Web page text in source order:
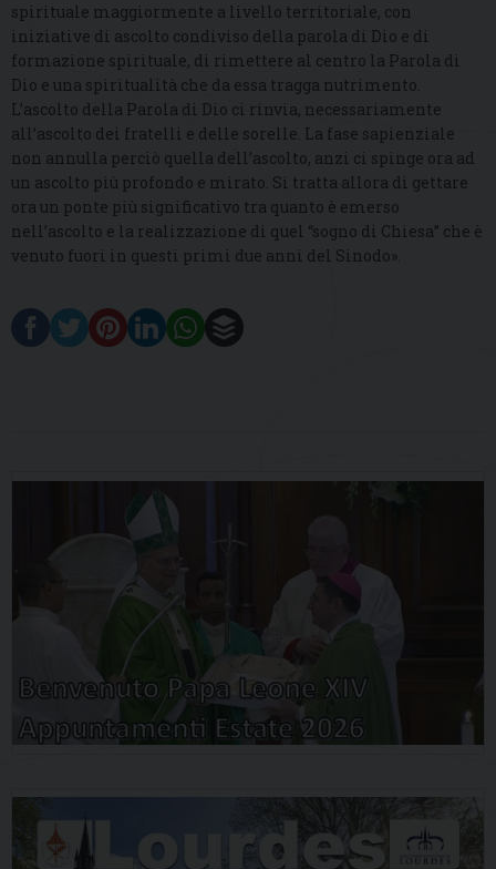
spirituale maggiormente a livello territoriale, con
iniziative di ascolto condiviso della parola di Dio e di
formazione spirituale, di rimettere al centro la Parola di
Dio e una spiritualità che da essa tragga nutrimento.
L’ascolto della Parola di Dio ci rinvia, necessariamente
all’ascolto dei fratelli e delle sorelle. La fase sapienziale
non annulla perciò quella dell’ascolto, anzi ci spinge ora ad
un ascolto più profondo e mirato. Si tratta allora di gettare
ora un ponte più significativo tra quanto è emerso
nell’ascolto e la realizzazione di quel “sogno di Chiesa” che è
venuto fuori in questi primi due anni del Sinodo».